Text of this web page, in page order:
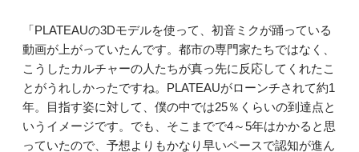
「PLATEAUの3Dモデルを使って、初音ミクが踊っている
動画が上がっていたんです。都市の専門家たちではなく、
こうしたカルチャーの人たちが真っ先に反応してくれたこ
とがうれしかったですね。PLATEAUがローンチされて約1
年。目指す姿に対して、僕の中では25％くらいの到達点と
いうイメージです。でも、そこまでで4～5年はかかると思
っていたので、予想よりもかなり早いペースで認知が進ん